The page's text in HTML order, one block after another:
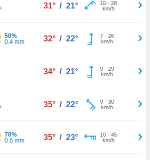
31° / 21° 10- 28
km/h
50%
0.4 mm
32° / 22° 7- 26
km/h
34° / 21° 9- 29
km/h
35° / 22° 9- 30
km/h
70%
0.6 mm
35° / 23° 10- 45
km/h